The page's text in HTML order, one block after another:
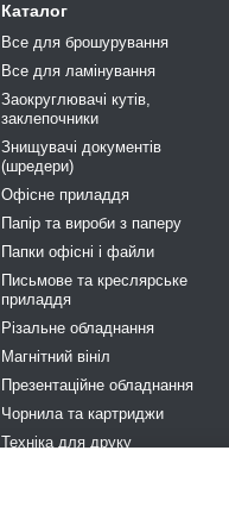
Каталог
Все для брошурування
Все для ламінування
Заокруглювачі кутів,
заклепочники
Знищувачі документів
(шредери)
Офісне приладдя
Папір та вироби з паперу
Папки офісні і файли
Письмове та креслярське
приладдя
Різальне обладнання
Магнітний вініл
Презентаційне обладнання
Чорнила та картриджи
Техніка для друку